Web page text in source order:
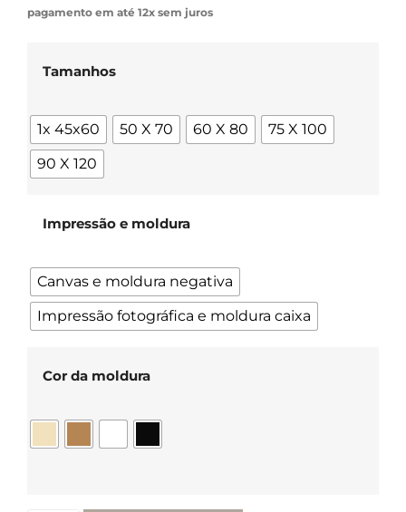
pagamento em até 12x sem juros
Tamanhos
1x 45x60 50 X 70 60 X 80
75 X 100
90 X 120
Impressão e moldura
Canvas e moldura negativa
Impressão fotográfica e moldura caixa
Cor da moldura